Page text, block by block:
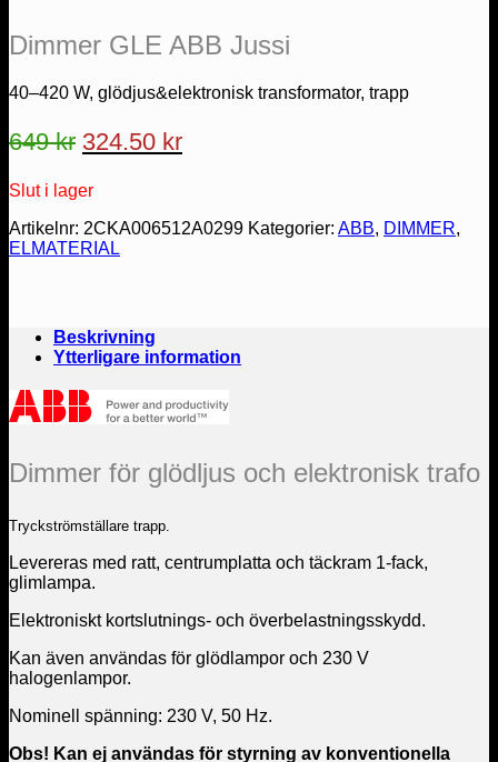
Dimmer GLE ABB Jussi
40–420 W, glödjus&elektronisk transformator, trapp
649kr Det
priset
var:
649 kr.
324.50 krDet
är:
Slut i lager
Artikelnr: 2CKA006512A0299 Kategorier: ABB, DIMMER,
ELMATERIAL
Beskrivning
Ytterligare information
Dimmer för glödljus och elektronisk trafo
Tryckströmställare trapp.
Levereras med ratt, centrumplatta och täckram 1-fack,
glimlampa.
Elektroniskt kortslutnings- och överbelastningsskydd.
Kan även användas för glödlampor och 230 V
halogenlampor.
Nominell spänning: 230 V, 50 Hz.
Obs! Kan ej användas för styrning av konventionella